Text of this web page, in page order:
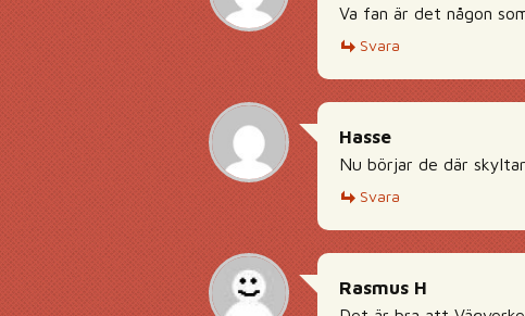
Va fan är det någon
Svara
Hasse
Nu börjar de där
Svara
Rasmus H